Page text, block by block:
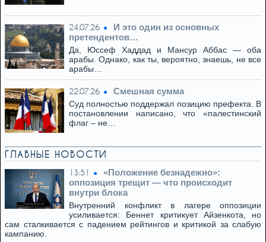
24.07.26
И это один из основных
претендентов…
Да, Юссеф Хаддад и Мансур Аббас — оба
арабы. Однако, как ты, вероятно, знаешь, не все
арабы…
22.07.26 Смешная сумма
Суд полностью поддержал позицию префекта. В
постановлении написано, что «палестинский
флаг – не…
ГЛАВНЫЕ НОВОСТИ
13:51
«Положение безнадежно»:
оппозиция трещит — что происходит
внутри блока
Внутренний конфликт в лагере оппозиции
усиливается: Беннет критикует Айзенкота, но
сам сталкивается с падением рейтингов и критикой за слабую
кампанию.